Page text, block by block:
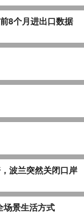
8个月进出口数据
波兰突然关闭口岸
场景生活方式